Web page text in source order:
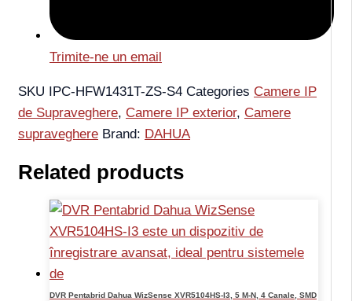
Trimite-ne un email
SKU IPC-HFW1431T-ZS-S4 Categories Camere IP
de Supraveghere, Camere IP exterior, Camere
supraveghere Brand: DAHUA
Related products
DVR Pentabrid Dahua WizSense XVR5104HS-I3, 5 M-N, 4 Canale, SMD